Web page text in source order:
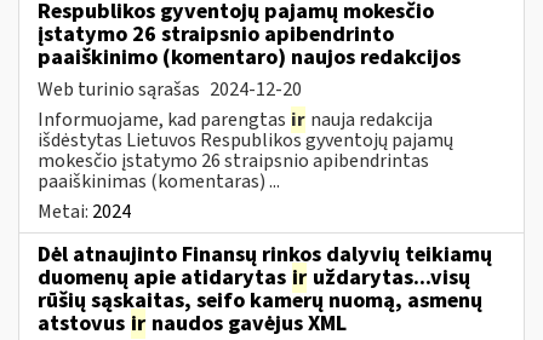
Respublikos gyventojų pajamų mokesčio
įstatymo 26 straipsnio apibendrinto
paaiškinimo (komentaro) naujos redakcijos
Web turinio sąrašas 2024-12-20
Informuojame, kad parengtas ir nauja redakcija
išdėstytas Lietuvos Respublikos gyventojų pajamų
mokesčio įstatymo 26 straipsnio apibendrintas
paaiškinimas (komentaras) ...
Metai: 2024
Dėl atnaujinto Finansų rinkos dalyvių teikiamų
duomenų apie atidarytas ir uždarytas...visų
rūšių sąskaitas, seifo kamerų nuomą, asmenų
atstovus ir naudos gavėjus XML